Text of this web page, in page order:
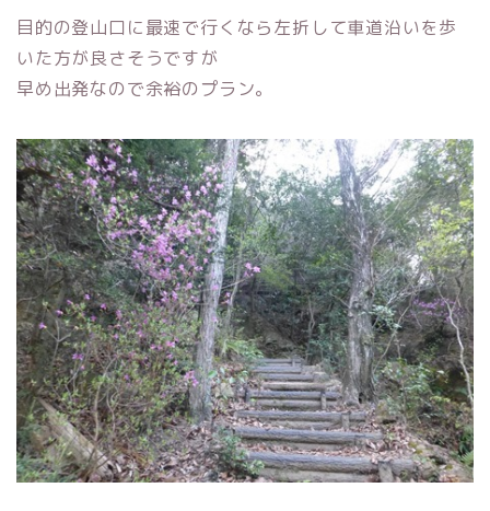
目的の登山口に最速で行くなら左折して車道沿いを歩
いた方が良さそうですが
早め出発なので余裕のプラン。